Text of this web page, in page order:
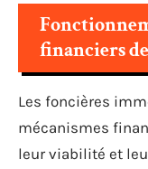
financiers
Les foncières
mécanismes
leur viabilité et